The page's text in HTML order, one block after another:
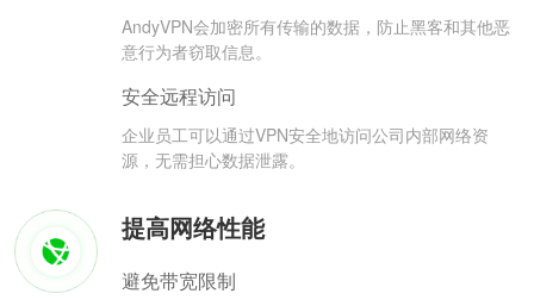
AndyVPN会加密所有传输的数据，防止黑客和其他恶
意行为者窃取信息。
安全远程访问
企业员工可以通过VPN安全地访问公司内部网络资
源，无需担心数据泄露。
提高网络性能
避免带宽限制